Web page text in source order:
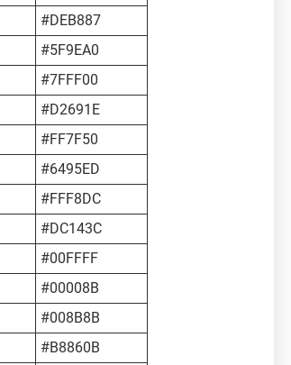
#DEB887
#5F9EA0
#7FFF00
#D2691E
#FF7F50
#6495ED
#FFF8DC
#DC143C
#00FFFF
#00008B
#008B8B
#B8860B